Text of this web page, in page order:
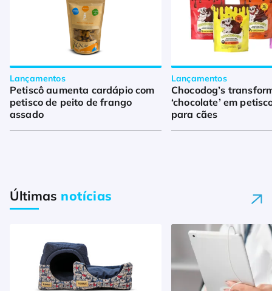
Lançamentos
Petiscô aumenta cardápio com
petisco de peito de frango
assado
Lançamentos
Chocodog’s
‘chocolate’ em
para cães
Últimas notícias